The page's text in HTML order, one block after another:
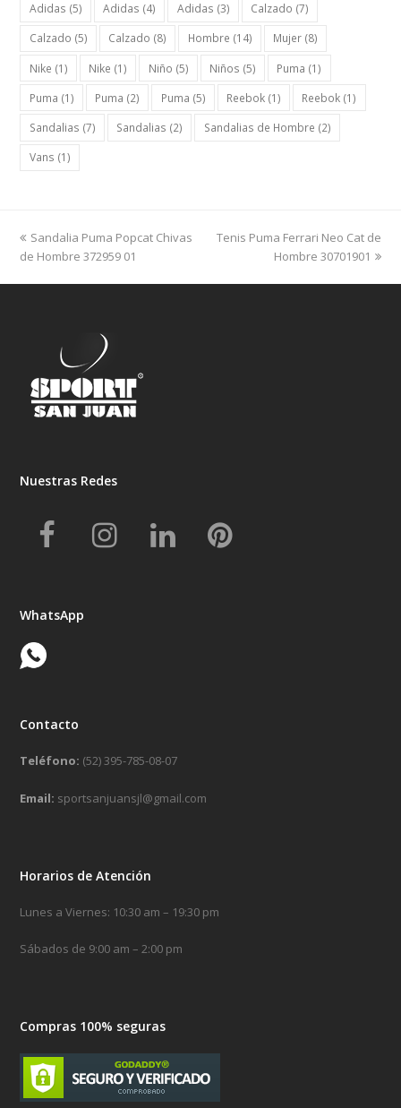
Adidas (5) Adidas (4) Adidas (3) Calzado (7)
Calzado (5) Calzado (8) Hombre (14) Mujer(8)
Nike (1) Nike (1) Niño (5) Niños (5) Puma (1)
Puma (1) Puma (2) Puma (5) Reebok(1) Reebok (1)
Sandalias (7) Sandalias (2) Sandalias de Hombre (2)
Vans (1)
previous
post:
Sandalia Puma Popcat Chivas
de Hombre 372959 01
next
Tenis Puma Ferrari Neo Cat de
Hombre 30701901
Nuestras Redes
FacebookInstagram
LinkedInPinterest
WhatsApp
Contacto
Teléfono: (52) 395-785-08-07
Email: sportsanjuansjl@gmail.com
Horarios de Atención
Lunes a Viernes: 10:30 am – 19:30 pm
Sábados de 9:00 am – 2:00 pm
Compras 100% seguras